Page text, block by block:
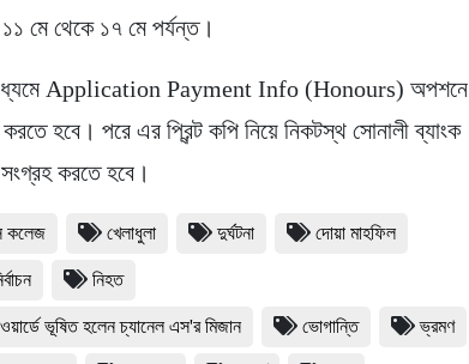
১১ মে থেকে ১৭ মে পর্যন্ত।
Application Payment Info (Honours) অপশনে
হবে। পরে এর প্রিন্ট কপি নিয়ে নিকটস্থ সোনালী ব্যাংক
সংগ্রহ করতে হবে।
কলেজ খেলাধুলা দুর্ঘটনা দোয়া মাহফিল
নিহত
ভূষিত হলেন চ্যানেল এস'র মিজান ভোগান্তি ভ্রমণ